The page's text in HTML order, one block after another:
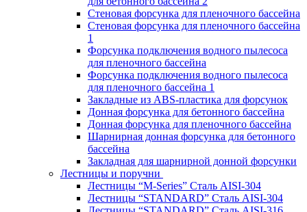
Стеновая форсунка для пленочного бассейна
Стеновая форсунка для пленочного бассейна
1
Форсунка подключения водного пылесоса
для пленочного бассейна
Форсунка подключения водного пылесоса
для пленочного бассейна 1
Закладные из ABS-пластика для форсунок
Донная форсунка для бетонного бассейна
Донная форсунка для пленочного бассейна
Шарнирная донная форсунка для бетонного
бассейна
Закладная для шарнирной донной форсунки
Лестницы и поручни
Лестницы “M-Series” Сталь AISI-304
Лестницы “STANDARD” Сталь AISI-304